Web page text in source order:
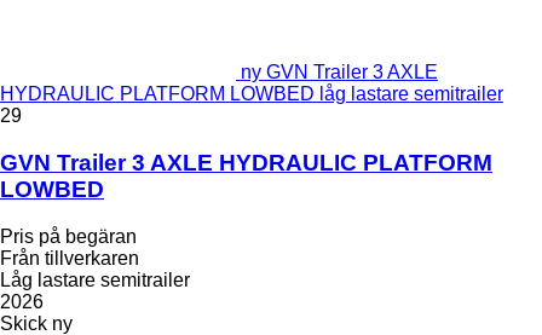
ny GVN Trailer 3 AXLE
HYDRAULIC PLATFORM LOWBED låg lastare semitrailer
29
GVN Trailer 3 AXLE HYDRAULIC PLATFORM
LOWBED
Pris på begäran
Från tillverkaren
Låg lastare semitrailer
2026
Skick ny